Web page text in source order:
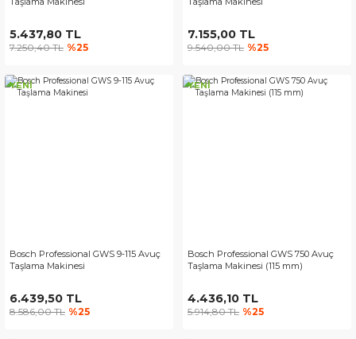
5.437,80 TL
7.250,40 TL %25
7.155,00 TL
9.540,00 TL %25
YENİ
Bosch Professional GWS 9-115 Avuç
Taşlama Makinesi
6.439,50 TL
8.586,00 TL %25
YENİ
Bosch Professional GWS 750 Avuç
Taşlama Makinesi (115 mm)
4.436,10 TL
5.914,80 TL %25